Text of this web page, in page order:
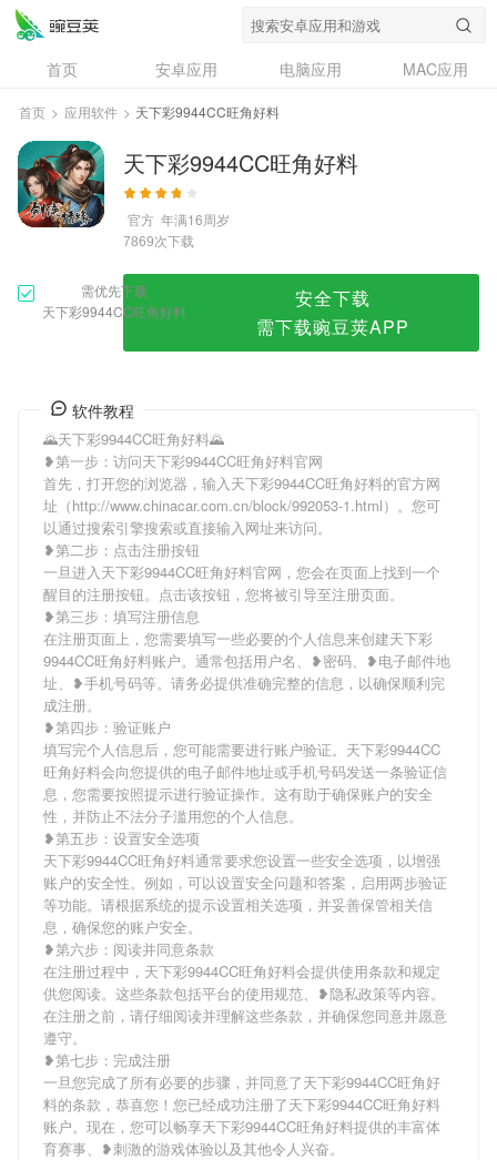
天下彩9944CC旺角好料
首页 安卓应用 电脑应用
MAC应用
资讯
专题
问答
首页 > 应用软件 > 天下彩9944CC旺角好料
天下彩9944CC旺角好料
官方 年满16周岁
7869次下载
需优先下载
天下彩9944CC旺角好料
安全下载
需下载豌豆荚APP
软件教程
🌄天下彩9944CC旺角好料🌄
❥第一步：访问天下彩9944CC旺角好料官网
首先，打开您的浏览器，输入天下彩9944CC旺角好料的官方网
址（http://www.chinacar.com.cn/block/992053-1.html）。您可
以通过搜索引擎搜索或直接输入网址来访问。
❥第二步：点击注册按钮
一旦进入天下彩9944CC旺角好料官网，您会在页面上找到一个
醒目的注册按钮。点击该按钮，您将被引导至注册页面。
❥第三步：填写注册信息
在注册页面上，您需要填写一些必要的个人信息来创建天下彩
9944CC旺角好料账户。通常包括用户名、❥密码、❥电子邮件地
址、❥手机号码等。请务必提供准确完整的信息，以确保顺利完
成注册。
❥第四步：验证账户
填写完个人信息后，您可能需要进行账户验证。天下彩9944CC
旺角好料会向您提供的电子邮件地址或手机号码发送一条验证信
息，您需要按照提示进行验证操作。这有助于确保账户的安全
性，并防止不法分子滥用您的个人信息。
❥第五步：设置安全选项
天下彩9944CC旺角好料通常要求您设置一些安全选项，以增强
账户的安全性。例如，可以设置安全问题和答案，启用两步验证
等功能。请根据系统的提示设置相关选项，并妥善保管相关信
息，确保您的账户安全。
❥第六步：阅读并同意条款
在注册过程中，天下彩9944CC旺角好料会提供使用条款和规定
供您阅读。这些条款包括平台的使用规范、❥隐私政策等内容。
在注册之前，请仔细阅读并理解这些条款，并确保您同意并愿意
遵守。
❥第七步：完成注册
一旦您完成了所有必要的步骤，并同意了天下彩9944CC旺角好
料的条款，恭喜您！您已经成功注册了天下彩9944CC旺角好料
账户。现在，您可以畅享天下彩9944CC旺角好料提供的丰富体
育赛事、❥刺激的游戏体验以及其他令人兴奋。